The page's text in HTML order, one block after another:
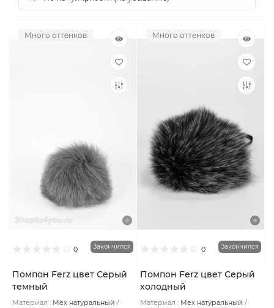
Много оттенков
0 Закончился
Помпон Ferz цвет Серый
темный
Материал : Мех натуральный
Много оттенков
0 Закончился
Помпон Ferz цвет Серый
холодный
Материал : Мех натуральный